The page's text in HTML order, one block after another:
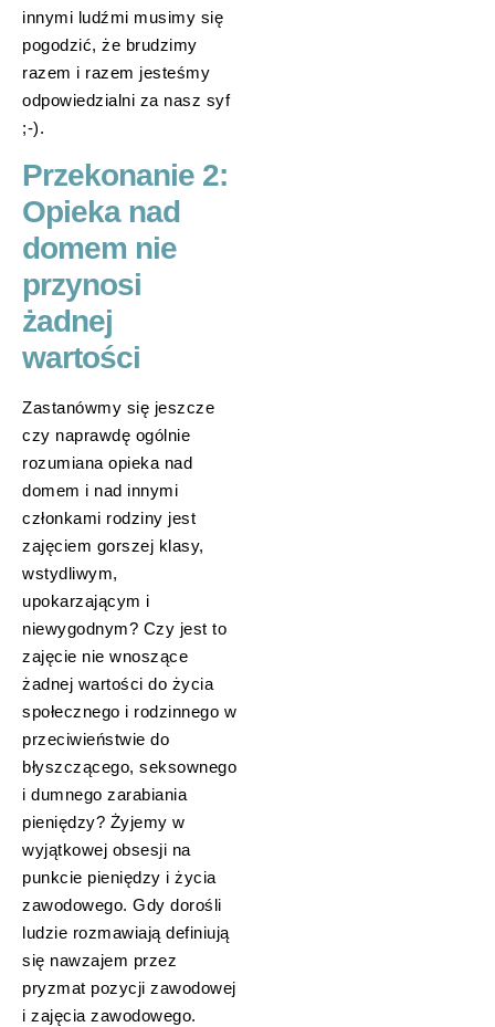
innymi ludźmi musimy się
pogodzić, że brudzimy
razem i razem jesteśmy
odpowiedzialni za nasz syf
;-).
Przekonanie 2:
Opieka nad
domem nie
przynosi
żadnej
wartości
Zastanówmy się jeszcze
czy naprawdę ogólnie
rozumiana opieka nad
domem i nad innymi
członkami rodziny jest
zajęciem gorszej klasy,
wstydliwym,
upokarzającym i
niewygodnym? Czy jest to
zajęcie nie wnoszące
żadnej wartości do życia
społecznego i rodzinnego w
przeciwieństwie do
błyszczącego, seksownego
i dumnego zarabiania
pieniędzy? Żyjemy w
wyjątkowej obsesji na
punkcie pieniędzy i życia
zawodowego. Gdy dorośli
ludzie rozmawiają definiują
się nawzajem przez
pryzmat pozycji zawodowej
i zajęcia zawodowego.